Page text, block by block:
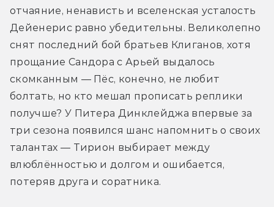
отчаяние, ненависть и вселенская усталость
Дейенерис равно убедительны. Великолепно
снят последний бой братьев Клиганов, хотя
прощание Сандора с Арьей выдалось
скомканным — Пёс, конечно, не любит
болтать, но кто мешал прописать реплики
получше? У Питера Динклейджа впервые за
три сезона появился шанс напомнить о своих
талантах — Тирион выбирает между
влюблённостью и долгом и ошибается,
потеряв друга и соратника.